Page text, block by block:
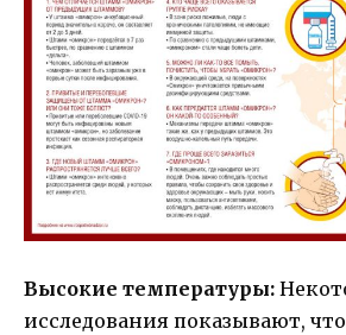
Высокие температуры:
исследования показывают,